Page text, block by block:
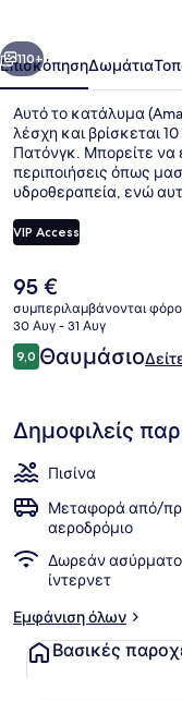
Επόμενο
110+
ΕπισκόπησηΔωμάτια
Αυτό το κατάλυμα
λέσχη και βρίσκεται
Πατόνγκ. Μπορείτε να
περιποιήσεις όπως
υδροθεραπεία, ενώ
ανοικτό για
(πολυτελείας) θα
λατρεύουν το
θέση.
VIP Access
Η
τρέχουσα
τιμή
είναι
95 €
95 €
συμπεριλαμβάνονται
30 Αυγ - 31 Αυγ
Σχόλια
9,09,0 στα 10
Θαυμάσιο
Δημοφιλείς
Πισίνα
Μεταφορά από/
αεροδρόμιο
Δωρεάν ασύρματο
ίντερνετ
Εμφάνιση όλων
Βασικές